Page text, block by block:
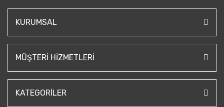
KURUMSAL
MÜŞTERI HIZMETLERI
KATEGORILER